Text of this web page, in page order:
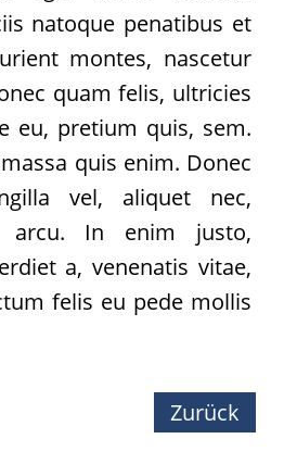
natoque penatibus et
montes, nascetur
quam felis, ultricies
eu, pretium quis, sem.
quis enim. Donec
vel, aliquet nec,
arcu. In enim justo,
a, venenatis vitae,
felis eu pede mollis
Zurück